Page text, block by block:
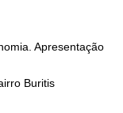
Apresentação
Buritis